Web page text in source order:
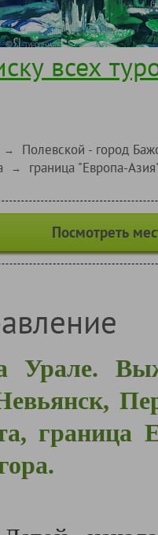
всех
→ Полевской - город
→ граница "Европа-
Посмотреть
граница